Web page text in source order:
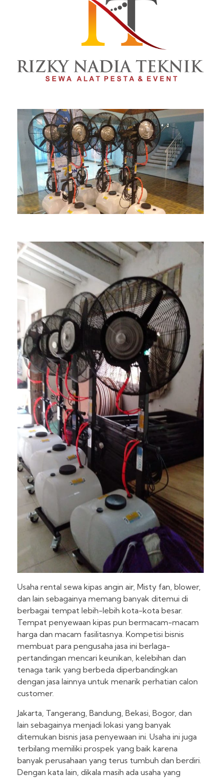
Usaha rental sewa kipas angin air, Misty fan, blower,
dan lain sebagainya memang banyak ditemui di
berbagai tempat lebih-lebih kota-kota besar.
Tempat penyewaan kipas pun bermacam-macam
harga dan macam fasilitasnya. Kompetisi bisnis
membuat para pengusaha jasa ini berlaga-
pertandingan mencari keunikan, kelebihan dan
tenaga tarik yang berbeda diperbandingkan
dengan jasa lainnya untuk menarik perhatian calon
customer.
Jakarta, Tangerang, Bandung, Bekasi, Bogor, dan
lain sebagainya menjadi lokasi yang banyak
ditemukan bisnis jasa penyewaan ini. Usaha ini juga
terbilang memiliki prospek yang baik karena
banyak perusahaan yang terus tumbuh dan berdiri.
Dengan kata lain, dikala masih ada usaha yang